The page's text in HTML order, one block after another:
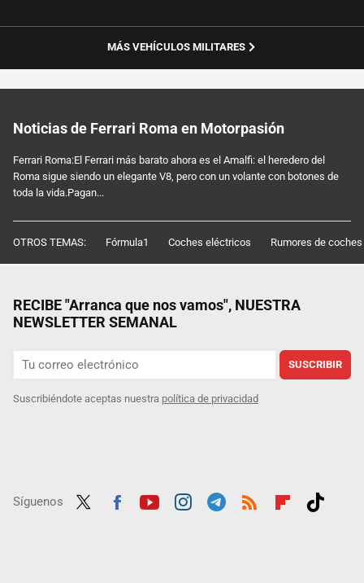
MÁS VEHÍCULOS MILITARES
Noticias de Ferrari Roma en Motorpasión
Ferrari Roma:El Ferrari más barato ahora es el Amalfi: el heredero del
Roma sigue siendo un elegante V8, pero con un volante con botones de
toda la vida.Pagan...
OTROS TEMAS: Fórmula1 Coches eléctricos Rumores de coches
RECIBE "Arranca que nos vamos", NUESTRA
NEWSLETTER SEMANAL
SUSCRIBIR
Suscribiéndote aceptas nuestra política de privacidad
Síguenos